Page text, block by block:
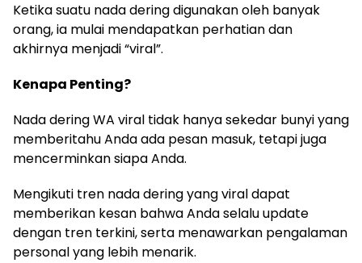
Ketika suatu nada dering digunakan oleh banyak
orang, ia mulai mendapatkan perhatian dan
akhirnya menjadi “viral”.
Kenapa Penting?
Nada dering WA viral tidak hanya sekedar bunyi yang
memberitahu Anda ada pesan masuk, tetapi juga
mencerminkan siapa Anda.
Mengikuti tren nada dering yang viral dapat
memberikan kesan bahwa Anda selalu update
dengan tren terkini, serta menawarkan pengalaman
personal yang lebih menarik.